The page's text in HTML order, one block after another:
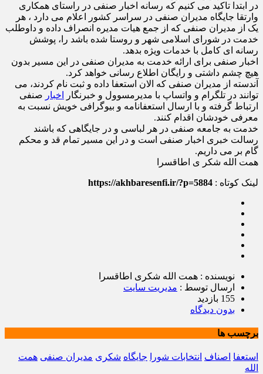
در ابتدا تاکید می کنیم که رسانه اخبار صنفی در راستای همکاری
وارتقا جایگاه مدیران صنفی در سراسر کشور اعلام می دارد ، هر
یک از مدیران صنفی که از جمع هیات مدیره انصراف داده و داوطلب
خدمت در شورای اسلامی شهر و روستا شده باشد را، پوشش
رسانه ای کامل با خدمات ویژه بدهد.
اخبار صنفی برای ارائه خدمت به مدیران صنفی در این مسیر بدون
هیچ چشم داشتی و رایگان اطلاع رسانی خواهد کرد.
آندسته از مدیران صنفی که الان استعفا داده و ثبت نام کردند، می
توانند در تلگرام و واتساپ با مدیرمسوول و خبرنگار
اخبار صنفی
ارتباط گرفته و با ارسال استعفانامه و بیوگرافی خویش نسبت به
معرفی خودشان اقدام کنند.
خدمت به جامعه صنفی در هر لباسی و در جایگاهی که باشند
رسالت خبری اخبار صنفی است و در این مسیر تمام قد و محکم
گام بر می داریم.
همت الله شکر ی اطاقسرا
لینک کوتاه : https://akhbaresenfi.ir/?p=5884
نویسنده : همت الله شکری اطاقسرا
ارسال توسط : مدیریت سایت
155 بازدید
بدون دیدگاه
برچسب ها
استعفا اصناف انتخابات شورا جایگاه شکری مدیران صنفی همت
الله